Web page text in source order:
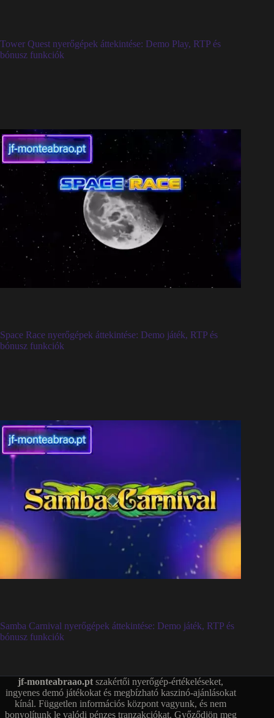
Tower Quest nyerőgépek áttekintése: Demo Play, RTP és
bónusz funkciók
Space Race nyerőgépek áttekintése: Demo játék, RTP és
bónusz funkciók
Samba Carnival nyerőgépek áttekintése: Demo játék, RTP és
bónusz funkciók
jf-monteabraao.pt szakértői nyerőgép-értékeléseket,
ingyenes demó játékokat és megbízható kaszinó-ajánlásokat
kínál. Független információs központ vagyunk, és nem
bonyolítunk le valódi pénzes tranzakciókat. Győződjön meg